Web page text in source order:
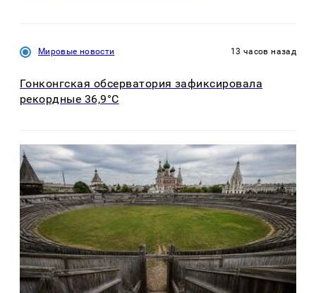
Мировые новости 13 часов назад
Гонконгская обсерватория зафиксировала
рекордные 36,9°C